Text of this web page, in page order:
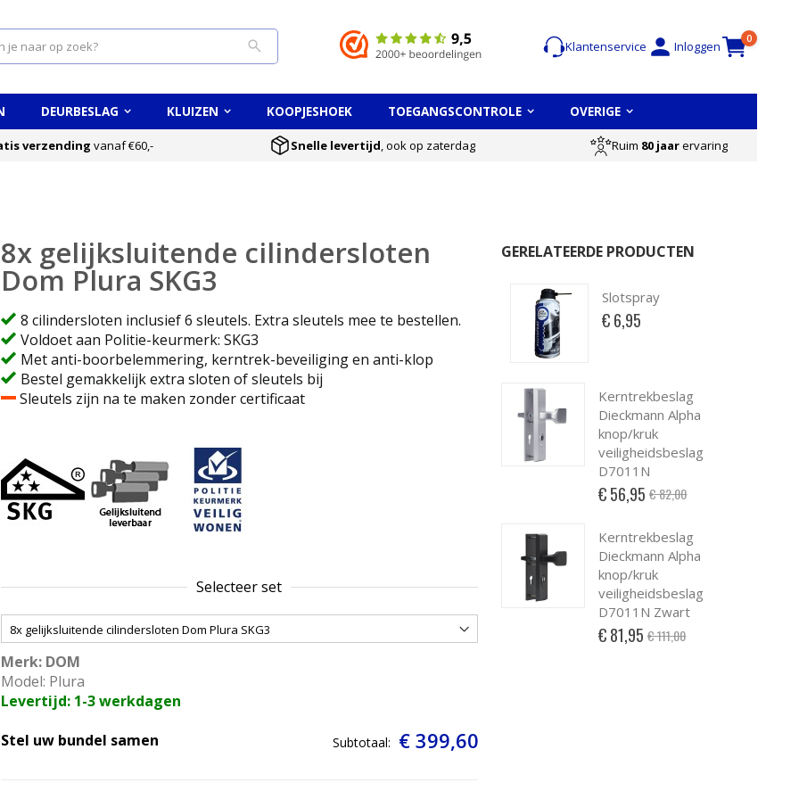
Search
Klantenservice Inloggen
Cart
0items
DEURBESLAG KLUIZEN KOOPJESHOEK TOEGANGSCONTROLE OVERIGE
verzending vanaf €60,- Snelle levertijd, ook op zaterdag Ruim 80 jaarervaring
8x gelijksluitende cilindersloten
Dom Plura SKG3
8 cilindersloten inclusief 6 sleutels. Extra sleutels mee te bestellen.
Voldoet aan Politie-keurmerk: SKG3
Met anti-boorbelemmering, kerntrek-beveiliging en anti-klop
Bestel gemakkelijk extra sloten of sleutels bij
Sleutels zijn na te maken zonder certificaat
Selecteer set
Merk: DOM
Model: Plura
Levertijd: 1-3 werkdagen
Stel uw bundel samen
Subtotaal: € 399,60
GERELATEERDE PRODUCTEN
Slotspray
€ 6,95
Kerntrekbeslag
Dieckmann Alpha
knop/kruk
veiligheidsbeslag
D7011N
Special
€ 56,95 € 82,00
Kerntrekbeslag
Dieckmann Alpha
knop/kruk
veiligheidsbeslag
D7011N Zwart
Special
€ 81,95 € 111,00